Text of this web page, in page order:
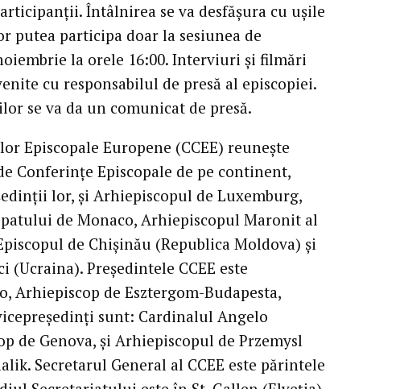
Întâlnirea se va desfăşura cu uşile
putea participa doar la sesiunea de
la orele 16:00. Interviuri şi filmări
cu responsabilul de presă al episcopiei.
se va da un comunicat de presă.
Episcopale Europene (CCEE) reuneşte
Conferinţe Episcopale de pe continent,
lor, şi Arhiepiscopul de Luxemburg,
de Monaco, Arhiepiscopul Maronit al
de Chişinău (Republica Moldova) şi
(Ucraina). Preşedintele CCEE este
Arhiepiscop de Esztergom-Budapesta,
sunt: Cardinalul Angelo
de Genova, şi Arhiepiscopul de Przemysl
Secretarul General al CCEE este părintele